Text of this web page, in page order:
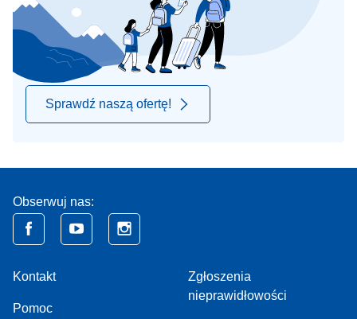
Sprawdź naszą ofertę!
Obserwuj nas:
Kontakt
Pomoc
Zgłoszenia
nieprawidłowości